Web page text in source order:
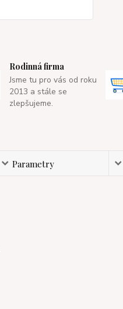
Rodinná firma
Jsme tu pro vás od roku
2013 a stále se
zlepšujeme.
Parametry